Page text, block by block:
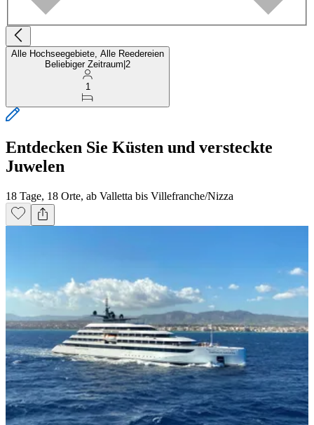
Alle Hochseegebiete, Alle Reedereien
Beliebiger Zeitraum 2
1
Entdecken Sie Küsten und versteckte
Juwelen
18 Tage, 18 Orte, ab Valletta bis Villefranche/Nizza